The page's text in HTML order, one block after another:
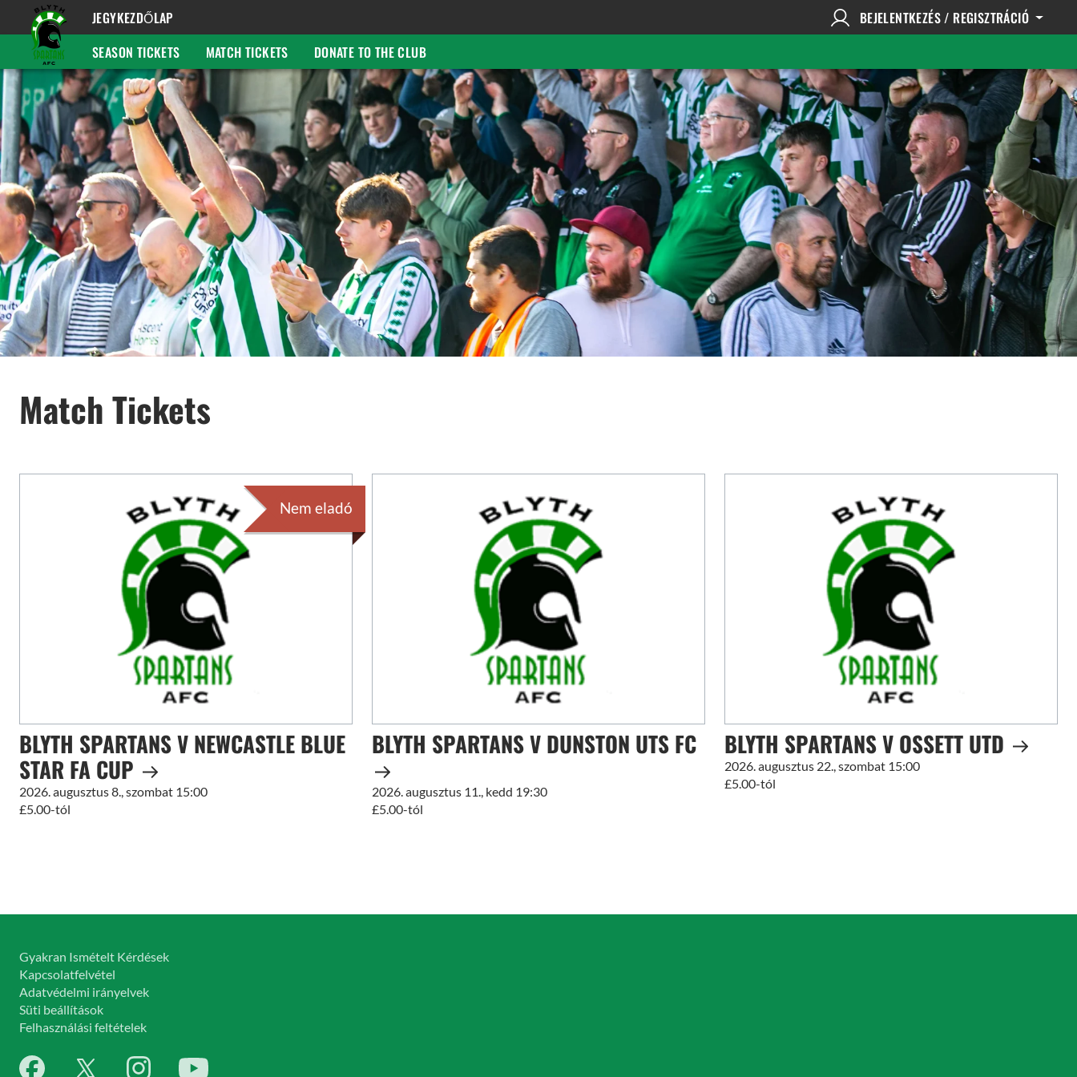
JEGYKEZDŐLAP
BEJELENTKEZÉS / REGISZTRÁCIÓ
SEASON TICKETS
MATCH TICKETS DONATE TO THE CLUB
Match Tickets
Nem eladó
BLYTH SPARTANS V NEWCASTLE BLUE
STAR FA CUP
2026. augusztus 8., szombat 15:00
£5.00-tól
BLYTH SPARTANS V DUNSTON UTS FC
2026. augusztus 11., kedd 19:30
£5.00-tól
BLYTH SPARTANS V OSSETT UTD
2026. augusztus 22., szombat 15:00
£5.00-tól
Gyakran Ismételt Kérdések
Kapcsolatfelvétel
Adatvédelmi irányelvek
Süti beállítások
Felhasználási feltételek